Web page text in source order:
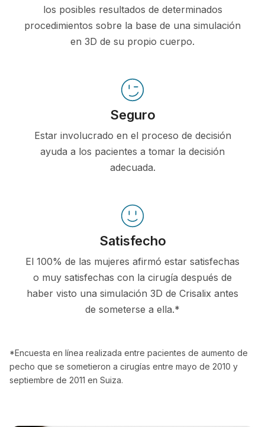
los posibles resultados de determinados
procedimientos sobre la base de una simulación
en 3D de su propio cuerpo.
Seguro
Estar involucrado en el proceso de decisión
ayuda a los pacientes a tomar la decisión
adecuada.
Satisfecho
El 100% de las mujeres afirmó estar satisfechas
o muy satisfechas con la cirugía después de
haber visto una simulación 3D de Crisalix antes
de someterse a ella.*
*Encuesta en línea realizada entre pacientes de aumento de
pecho que se sometieron a cirugías entre mayo de 2010 y
septiembre de 2011 en Suiza.